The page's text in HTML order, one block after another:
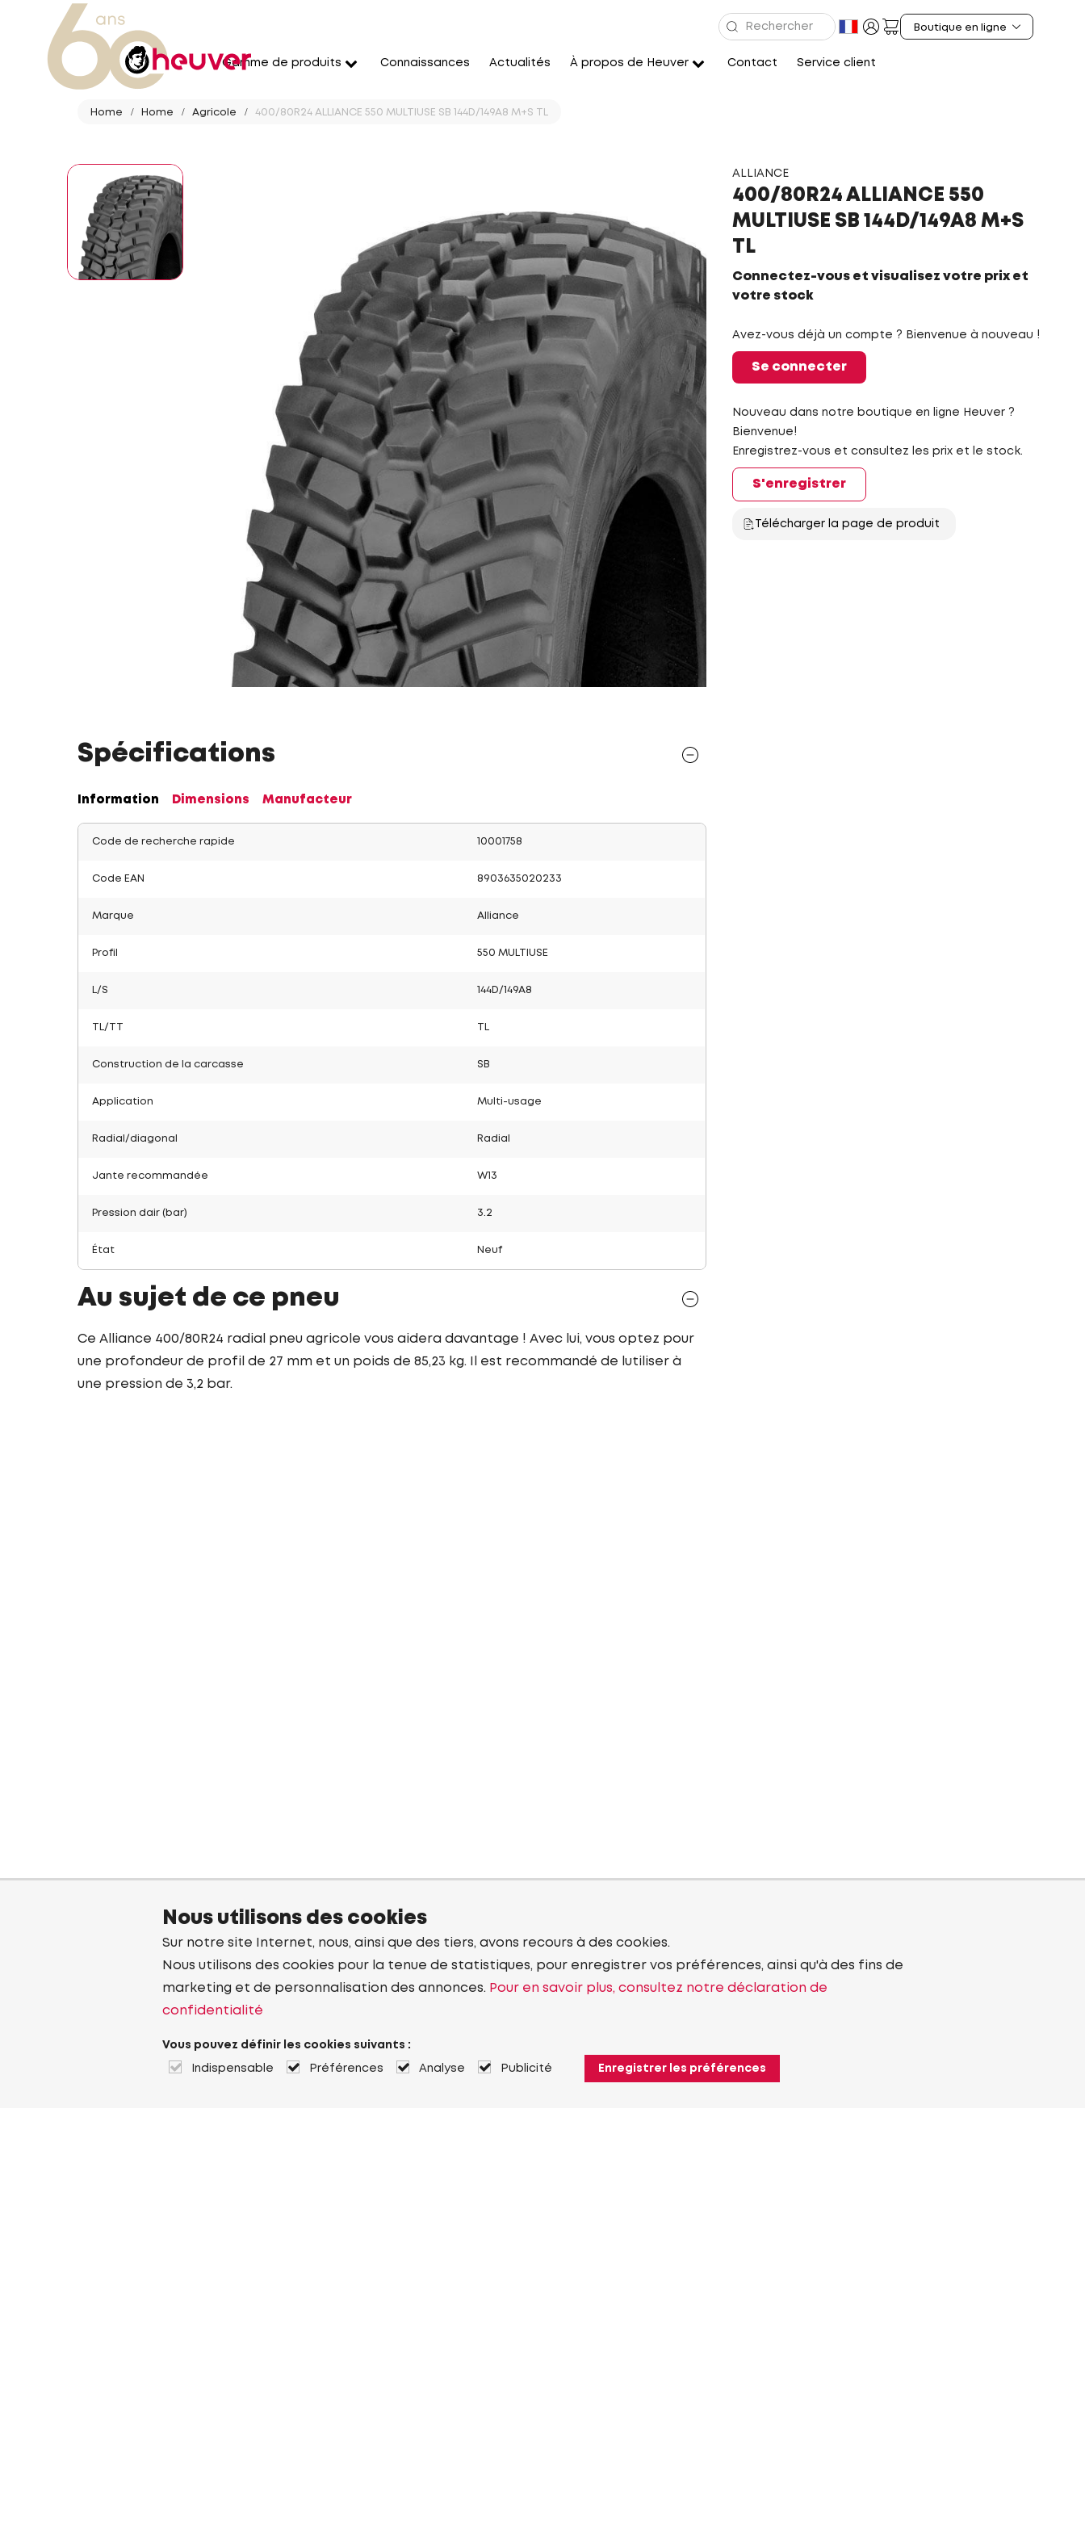
Gamme de produits Connaissances Actualités À propos de Heuver Contact Service client
Home Home Agricole 400/80R24 ALLIANCE 550 MULTIUSE SB 144D/149A8 M+S TL
ALLIANCE
400/80R24 ALLIANCE 550
MULTIUSE SB 144D/149A8 M+S
TL
Connectez-vous et visualisez votre prix et
votre stock
Avez-vous déjà un compte ? Bienvenue à nouveau !
Se connecter
Nouveau dans notre boutique en ligne Heuver ?
Bienvenue!
Enregistrez-vous et consultez les prix et le stock.
S'enregistrer
Télécharger la page de produit
Spécifications
Information Dimensions Manufacteur
Code de recherche rapide 10001758
Code EAN 8903635020233
Marque Alliance
Profil 550 MULTIUSE
L/S 144D/149A8
TL/TT
Construction de la carcasse SB
Application Multi-usage
Radial/diagonal Radial
Jante recommandée W13
Pression dair (bar) 3.2
État Neuf
Au sujet de ce pneu
Ce Alliance 400/80R24 radial pneu agricole vous aidera davantage ! Avec lui, vous optez pour
une profondeur de profil de 27 mm et un poids de 85,23 kg. Il est recommandé de lutiliser à
une pression de 3,2 bar.
Nous utilisons des cookies
Sur notre site Internet, nous, ainsi que des tiers, avons recours à des cookies.
Nous utilisons des cookies pour la tenue de statistiques, pour enregistrer vos préférences, ainsi qu'à des fins de
marketing et de personnalisation des annonces. Pour en savoir plus, consultez notre déclaration de
confidentialité
Vous pouvez définir les cookies suivants :
Indispensable Préférences Analyse Publicité Enregistrer les préférences